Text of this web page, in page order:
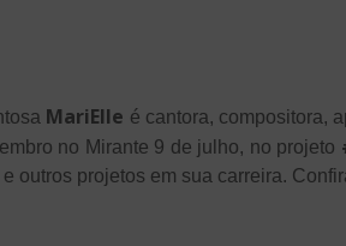
MariElle é cantora, compositora,
no Mirante 9 de julho, no projeto
outros projetos em sua carreira.